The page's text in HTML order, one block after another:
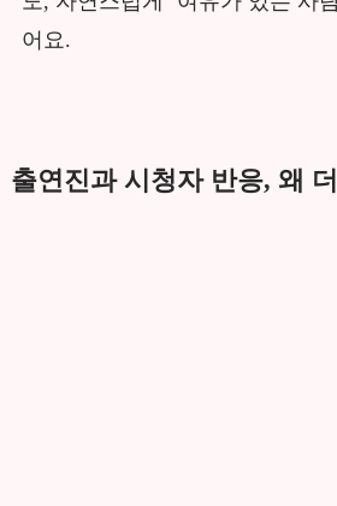
어요.
출연진과 시청자 반응, 왜